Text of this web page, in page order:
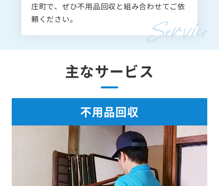
庄町で、ぜひ不用品回収と組み合わせてご依
頼ください。
主なサービス
不用品回収